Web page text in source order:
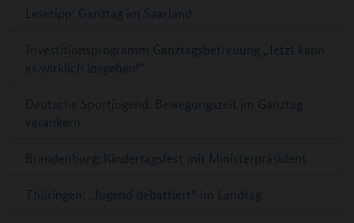
Lesetipp: Ganztag im Saarland
Investitionsprogramm Ganztagsbetreuung „Jetzt kann
es wirklich losgehen!“
Deutsche Sportjugend: Bewegungszeit im Ganztag
verankern
Brandenburg: Kindertagsfest mit Ministerpräsident
Thüringen: „Jugend debattiert“ im Landtag